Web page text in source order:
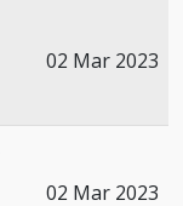
02 Mar 2023
02 Mar 2023